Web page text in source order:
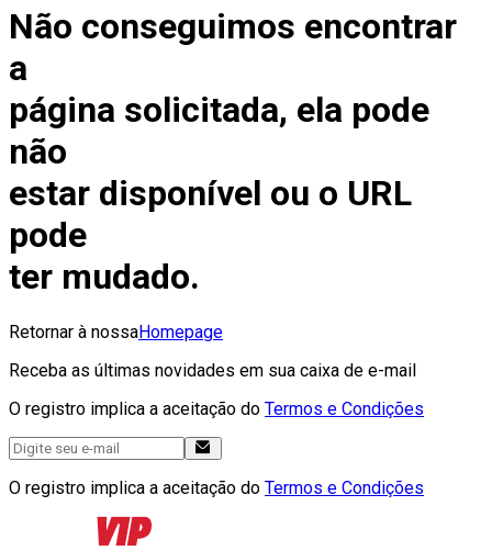
Não conseguimos encontrar
a
página solicitada, ela pode
não
estar disponível ou o URL
pode
ter mudado.
Retornar à nossaHomepage
Receba as últimas novidades em sua caixa de e-mail
O registro implica a aceitação do Termos e Condições
O registro implica a aceitação do Termos e Condições